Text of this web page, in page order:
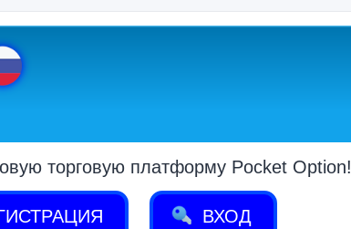
торговую платформу Pocket Option!
ВХОД